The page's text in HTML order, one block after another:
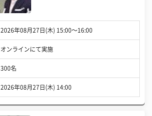
2026年08月27日(木) 15:00〜16:00
オンラインにて実施
300名
2026年08月27日(木) 14:00